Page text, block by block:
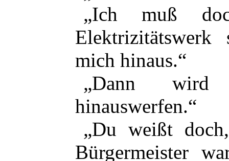
„Ich muß
mich hinaus.“
„Dann
hinauswerfen.“
„Du weißt
Bürgermeister